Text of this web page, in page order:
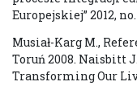
Europejskiej” 2012, no.
Musiał-Karg M.,
Toruń 2008. Naisbitt
Transforming Our